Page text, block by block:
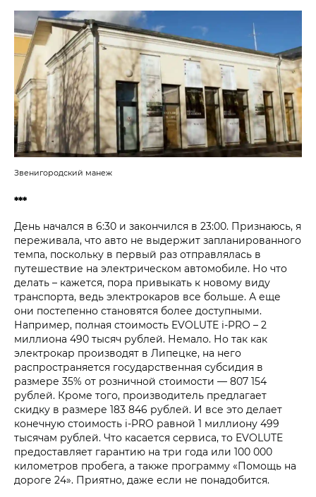
Звенигородский манеж
***
День начался в 6:30 и закончился в 23:00. Признаюсь, я
переживала, что авто не выдержит запланированного
темпа, поскольку в первый раз отправлялась в
путешествие на электрическом автомобиле. Но что
делать – кажется, пора привыкать к новому виду
транспорта, ведь электрокаров все больше. А еще
они постепенно становятся более доступными.
Например, полная стоимость EVOLUTE i‑PRO – 2
миллиона 490 тысяч рублей. Немало. Но так как
электрокар производят в Липецке, на него
распространяется государственная субсидия в
размере 35% от розничной стоимости — 807 154
рублей. Кроме того, производитель предлагает
скидку в размере 183 846 рублей. И все это делает
конечную стоимость i‑PRO равной 1 миллиону 499
тысячам рублей. Что касается сервиса, то EVOLUTE
предоставляет гарантию на три года или 100 000
километров пробега, а также программу «Помощь на
дороге 24». Приятно, даже если не понадобится.